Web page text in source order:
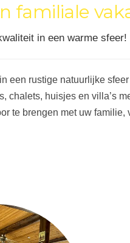
familiale
in een warme sfeer!
een rustige natuurlijke
huisjes en villa’s
te brengen met uw familie,